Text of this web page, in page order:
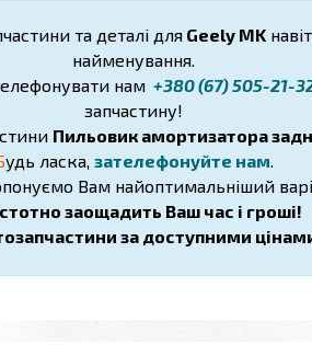
та деталі для Geely MK
найменування.
нам +380 (67) 505-21-
запчастину!
Пильовик амортизатора
удь ласка, зателефонуйте нам.
Вам найоптимальніший
заощадить Ваш час і гроші!
за доступними